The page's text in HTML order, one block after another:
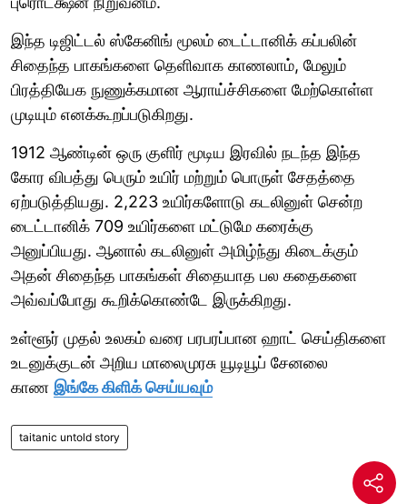
இந்த டிஜிட்டல் ஸ்கேனிங் மூலம் டைட்டானிக் கப்பலின்
சிதைந்த பாகங்களை தெளிவாக காணலாம், மேலும்
பிரத்தியேக நுணுக்கமான ஆராய்ச்சிகளை மேற்கொள்ள
முடியும் எனக்கூறப்படுகிறது.
1912 ஆண்டின் ஒரு குளிர் மூடிய இரவில் நடந்த இந்த
கோர விபத்து பெரும் உயிர் மற்றும் பொருள் சேதத்தை
ஏற்படுத்தியது. 2,223 உயிர்களோடு கடலினுள் சென்ற
டைட்டானிக் 709 உயிர்களை மட்டுமே கரைக்கு
அனுப்பியது. ஆனால் கடலினுள் அமிழ்ந்து கிடைக்கும்
அதன் சிதைந்த பாகங்கள் சிதையாத பல கதைகளை
அவ்வப்போது கூறிக்கொண்டே இருக்கிறது.
உள்ளூர் முதல் உலகம் வரை பரபரப்பான ஹாட் செய்திகளை
உடனுக்குடன் அறிய மாலைமுரசு யூடியூப் சேனலை
காண இங்கே கிளிக் செய்யவும்
taitanic untold story